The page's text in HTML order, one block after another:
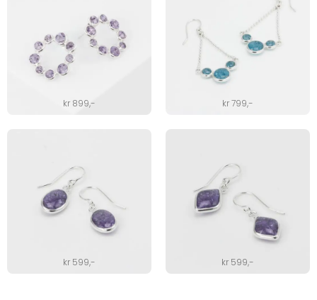
kr 899,- kr799,-
kr 599,- kr 599,-